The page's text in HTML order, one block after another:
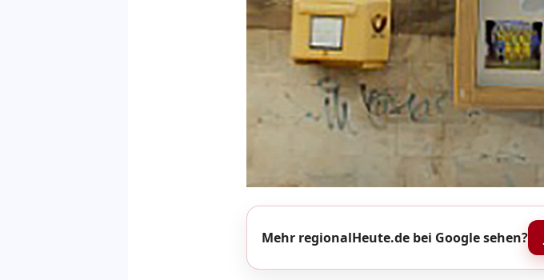
Mehr regionalHeute.de bei Google sehen?